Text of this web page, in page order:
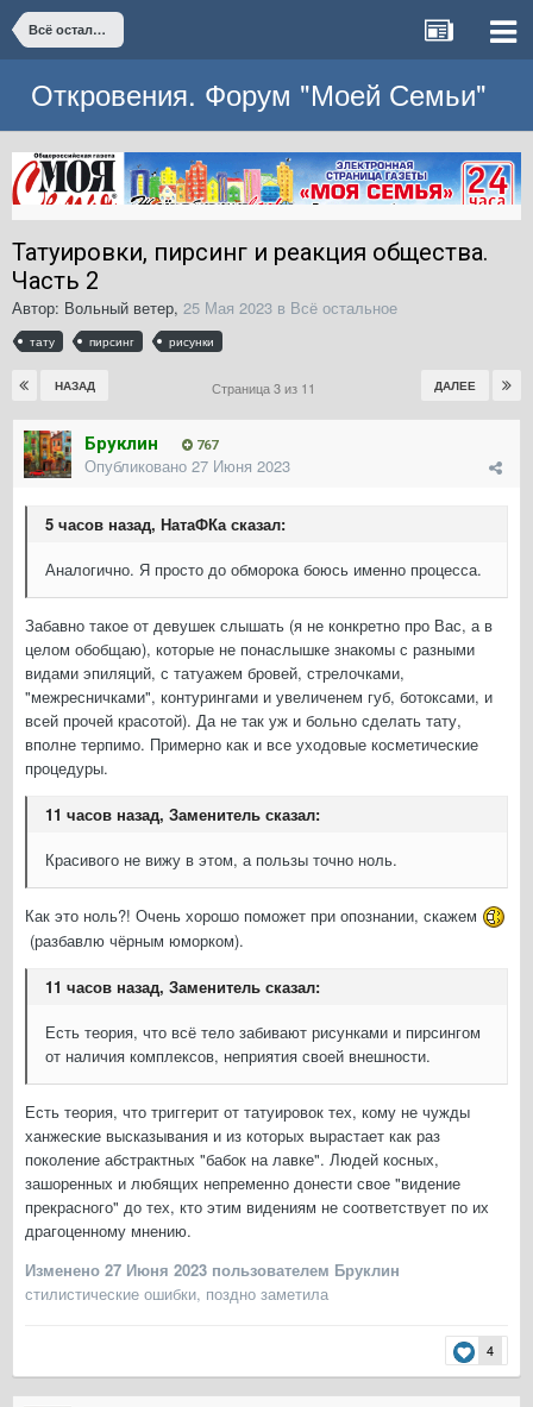
Всё остальное
Откровения. Форум "Моей Семьи"
Татуировки, пирсинг и реакция общества.
Часть 2
Автор: Вольный ветер, 25 Мая 2023 в Всё остальное
тату пирсинг рисунки
НАЗАД ДАЛЕЕ
Страница 3 из 11
Бруклин 767
Опубликовано 27 Июня 2023
5 часов назад, НатаФКа сказал:
Аналогично. Я просто до обморока боюсь именно процесса.
Забавно такое от девушек слышать (я не конкретно про Вас, а в
целом обобщаю), которые не понаслышке знакомы с разными
видами эпиляций, с татуажем бровей, стрелочками,
"межресничками", контурингами и увеличенем губ, ботоксами, и
всей прочей красотой). Да не так уж и больно сделать тату,
вполне терпимо. Примерно как и все уходовые косметические
процедуры.
11 часов назад, Заменитель сказал:
Красивого не вижу в этом, а пользы точно ноль.
Как это ноль?! Очень хорошо поможет при опознании, скажем
(разбавлю чёрным юморком).
11 часов назад, Заменитель сказал:
Есть теория, что всё тело забивают рисунками и пирсингом
от наличия комплексов, неприятия своей внешности.
Есть теория, что триггерит от татуировок тех, кому не чужды
ханжеские высказывания и из которых вырастает как раз
поколение абстрактных "бабок на лавке". Людей косных,
зашоренных и любящих непременно донести свое "видение
прекрасного" до тех, кто этим видениям не соответствует по их
драгоценному мнению.
Изменено 27 Июня 2023 пользователем Бруклин
стилистические ошибки, поздно заметила
4